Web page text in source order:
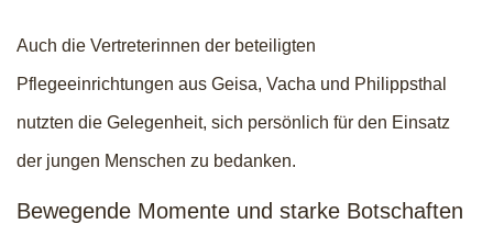
Auch die Vertreterinnen der beteiligten
Pflegeeinrichtungen aus Geisa, Vacha und Philippsthal
nutzten die Gelegenheit, sich persönlich für den Einsatz
der jungen Menschen zu bedanken.
Bewegende Momente und starke Botschaften